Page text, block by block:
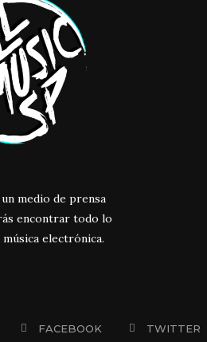
medio de prensa
encontrar todo lo
electrónica.
FACEBOOK TWITTER